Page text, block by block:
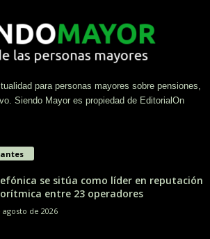
para personas mayores sobre pensiones,
Siendo Mayor es propiedad de EditorialOn
se sitúa como líder en reputación
entre 23 operadores
agosto de 2026